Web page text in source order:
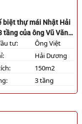
biệt thự mái Nhật Hải
tầng của ông Vũ Văn
tư:
Ông Việt
Hải Dương
150m2
3 tầng